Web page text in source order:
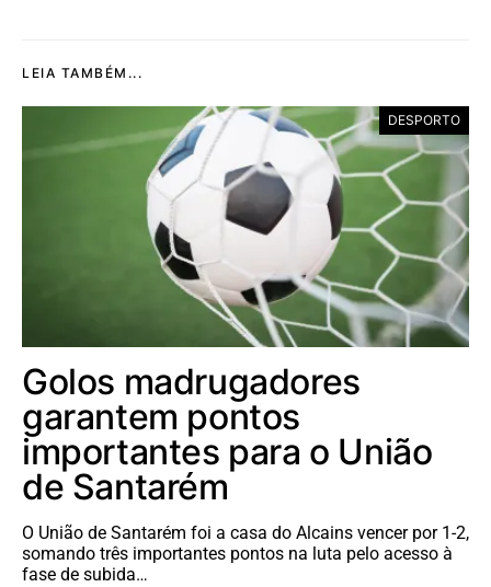
LEIA TAMBÉM...
DESPORTO
Golos madrugadores
garantem pontos
importantes para o União
de Santarém
O União de Santarém foi a casa do Alcains vencer por 1-2,
somando três importantes pontos na luta pelo acesso à
fase de subida…